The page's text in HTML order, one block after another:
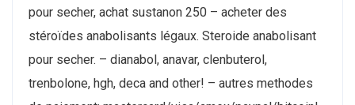
pour secher, achat sustanon 250 – acheter des
stéroïdes anabolisants légaux. Steroide anabolisant
pour secher. – dianabol, anavar, clenbuterol,
trenbolone, hgh, deca and other! – autres methodes